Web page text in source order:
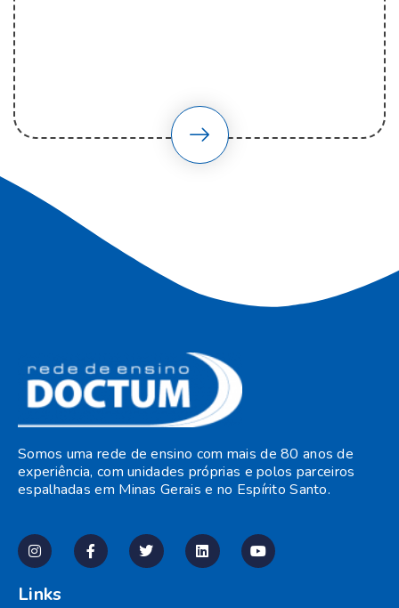
Somos uma rede de ensino com mais de 80 anos de
experiência, com unidades próprias e polos parceiros
espalhadas em Minas Gerais e no Espírito Santo.
Links